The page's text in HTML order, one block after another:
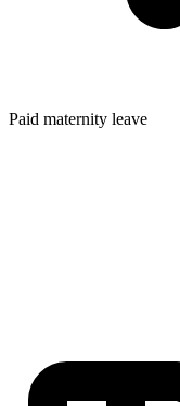
Paid maternity leave